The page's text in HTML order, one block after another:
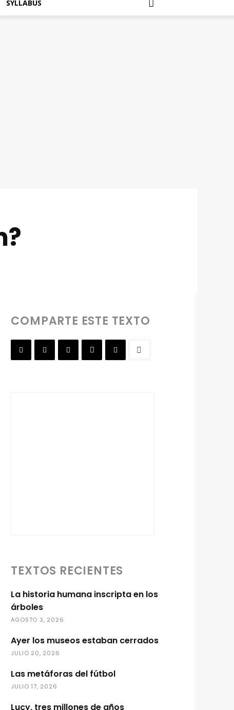
SYLLABUS
COMPARTE ESTE TEXTO
TEXTOS RECIENTES
La historia humana inscripta en los
árboles
AGOSTO 3, 2026
Ayer los museos estaban cerrados
JULIO 20, 2026
Las metáforas del fútbol
JULIO 17, 2026
Lucy, tres millones de años